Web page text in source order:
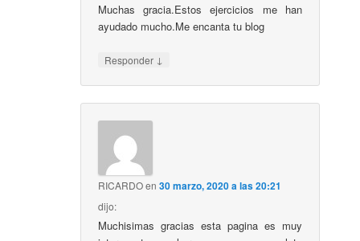
Muchas gracia.Estos ejercicios me han
ayudado mucho.Me encanta tu blog
Responder ↓
RICARDOen30 marzo, 2020 a las 20:21
dijo:
Muchisimas gracias esta pagina es muy